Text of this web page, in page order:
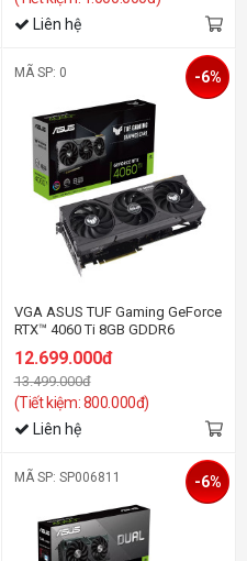
Liên hệ
MÃ SP: 0
VGA ASUS TUF Gaming GeForce
RTX™ 4060 Ti 8GB GDDR6
12.699.000đ
13.499.000đ
(Tiết kiệm: 800.000đ)
-6%
Liên hệ
MÃ SP: SP006811 -6%